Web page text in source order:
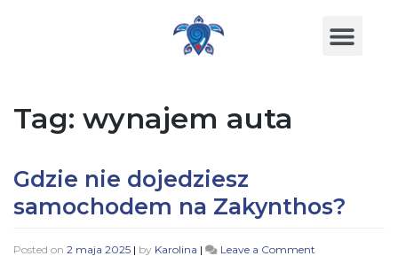
Tag: wynajem auta
Gdzie nie dojedziesz
samochodem na Zakynthos?
Posted on 2 maja 2025 | by Karolina | Leave a Comment